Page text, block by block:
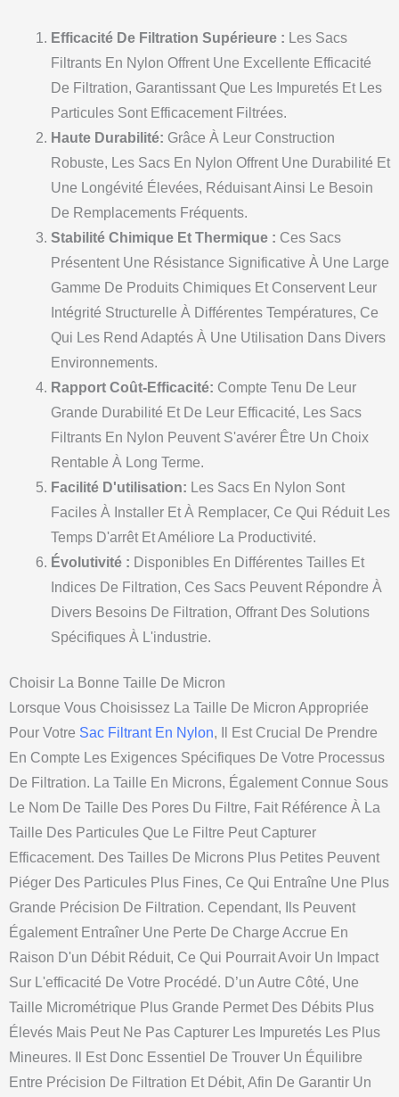
Efficacité De Filtration Supérieure : Les Sacs
Filtrants En Nylon Offrent Une Excellente Efficacité
De Filtration, Garantissant Que Les Impuretés Et Les
Particules Sont Efficacement Filtrées.
Haute Durabilité: Grâce À Leur Construction
Robuste, Les Sacs En Nylon Offrent Une Durabilité Et
Une Longévité Élevées, Réduisant Ainsi Le Besoin
De Remplacements Fréquents.
Stabilité Chimique Et Thermique : Ces Sacs
Présentent Une Résistance Significative À Une Large
Gamme De Produits Chimiques Et Conservent Leur
Intégrité Structurelle À Différentes Températures, Ce
Qui Les Rend Adaptés À Une Utilisation Dans Divers
Environnements.
Rapport Coût-Efficacité: Compte Tenu De Leur
Grande Durabilité Et De Leur Efficacité, Les Sacs
Filtrants En Nylon Peuvent S'avérer Être Un Choix
Rentable À Long Terme.
Facilité D'utilisation: Les Sacs En Nylon Sont
Faciles À Installer Et À Remplacer, Ce Qui Réduit Les
Temps D'arrêt Et Améliore La Productivité.
Évolutivité : Disponibles En Différentes Tailles Et
Indices De Filtration, Ces Sacs Peuvent Répondre À
Divers Besoins De Filtration, Offrant Des Solutions
Spécifiques À L'industrie.
Choisir La Bonne Taille De Micron
Lorsque Vous Choisissez La Taille De Micron Appropriée
Pour Votre Sac Filtrant En Nylon, Il Est Crucial De Prendre
En Compte Les Exigences Spécifiques De Votre Processus
De Filtration. La Taille En Microns, Également Connue Sous
Le Nom De Taille Des Pores Du Filtre, Fait Référence À La
Taille Des Particules Que Le Filtre Peut Capturer
Efficacement. Des Tailles De Microns Plus Petites Peuvent
Piéger Des Particules Plus Fines, Ce Qui Entraîne Une Plus
Grande Précision De Filtration. Cependant, Ils Peuvent
Également Entraîner Une Perte De Charge Accrue En
Raison D'un Débit Réduit, Ce Qui Pourrait Avoir Un Impact
Sur L'efficacité De Votre Procédé. D’un Autre Côté, Une
Taille Micrométrique Plus Grande Permet Des Débits Plus
Élevés Mais Peut Ne Pas Capturer Les Impuretés Les Plus
Mineures. Il Est Donc Essentiel De Trouver Un Équilibre
Entre Précision De Filtration Et Débit, Afin De Garantir Un